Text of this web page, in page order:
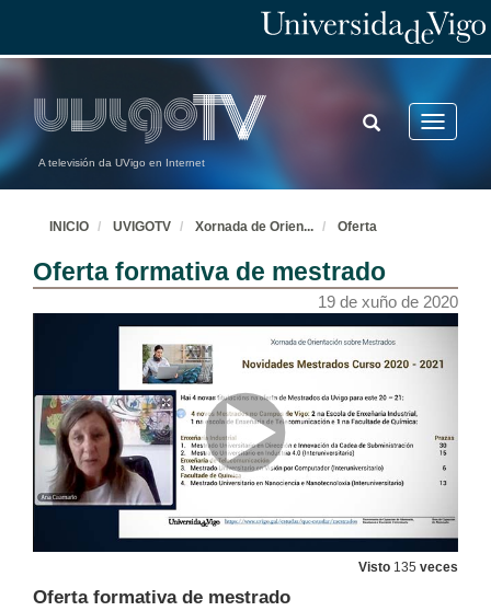
A televisión da UVigo en Internet
Toggle
TOGGLE
SEARCH
INICIO UVIGOTV Xornada de Orien... Oferta
Oferta formativa de mestrado
19 de xuño de 2020
Visto 135 veces
Oferta formativa de mestrado